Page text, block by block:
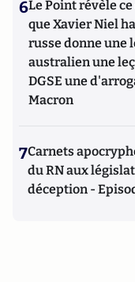
6Le Point révèle
que Xavier Niel
russe donne une
australien une
DGSE une
Macron
7Carnets
du RN aux
déception -